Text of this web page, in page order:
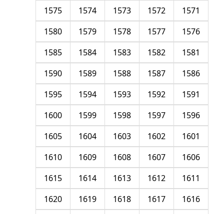
1571
1572
1573
1574
1575
1576
1577
1578
1579
1580
1581
1582
1583
1584
1585
1586
1587
1588
1589
1590
1591
1592
1593
1594
1595
1596
1597
1598
1599
1600
1601
1602
1603
1604
1605
1606
1607
1608
1609
1610
1611
1612
1613
1614
1615
1616
1617
1618
1619
1620